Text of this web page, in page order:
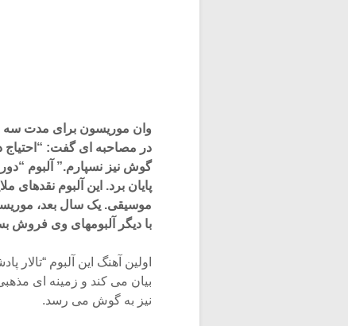
وان موریسون برای مدت سه
در مصاحبه ای گفت: “احتیاج
پایان برد. این آلبوم نقدهای
با دیگر آلبومهای وی فروش
اولین آهنگ این آلبوم
نیز به گوش می رسد.